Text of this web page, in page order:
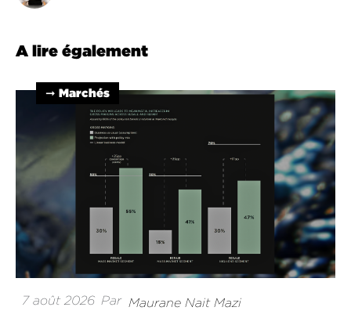
A lire également
➞ Marchés
7 août 2026 Par Maurane Nait Mazi